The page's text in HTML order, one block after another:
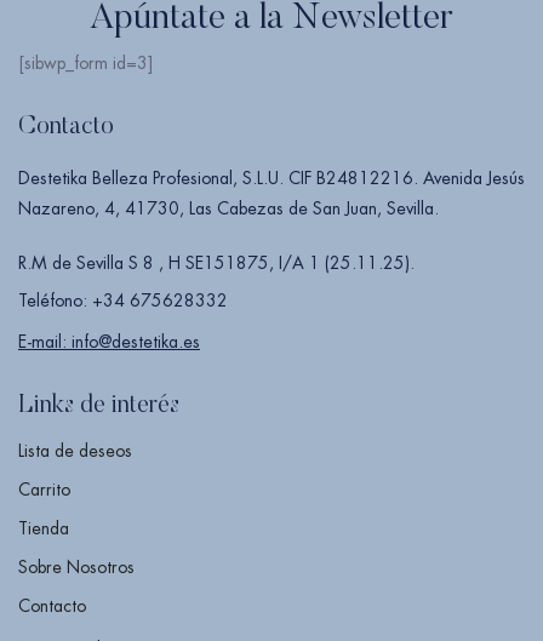
Apúntate a la Newsletter
[sibwp_form id=3]
Contacto
Destetika Belleza Profesional, S.L.U. CIF B24812216. Avenida Jesús
Nazareno, 4, 41730, Las Cabezas de San Juan, Sevilla.
R.M de Sevilla S 8 , H SE151875, I/A 1 (25.11.25).
Teléfono: +34 675628332
E-mail: info@destetika.es
Links de interés
Lista de deseos
Carrito
Tienda
Sobre Nosotros
Contacto